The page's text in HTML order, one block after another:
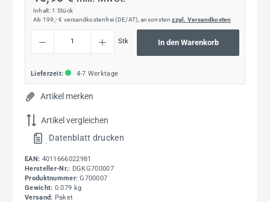
Inhalt: 1 Stück
Ab 199,- € versandkostenfrei (DE/AT), ansonstenzzgl. Versandkosten
Stk In den Warenkorb
Lieferzeit: 4-7 Werktage
Artikel merken
Artikel vergleichen
. Datenblatt drucken
EAN: 4011666022981
Hersteller-Nr.: DGKG700007
Produktnummer: G700007
Gewicht: 0.079 kg
Versand: Paket